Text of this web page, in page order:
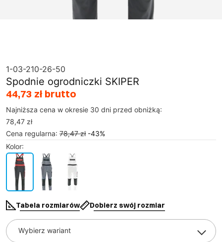
1-03-210-26-50
Spodnie ogrodniczki SKIPER
44,73 zł brutto
Najniższa cena w okresie 30 dni przed obniżką:
78,47 zł
Cena regularna: 78,47 zł -43%
Kolor:
Tabela rozmiarów Dobierz swój rozmiar
Wybierz wariant